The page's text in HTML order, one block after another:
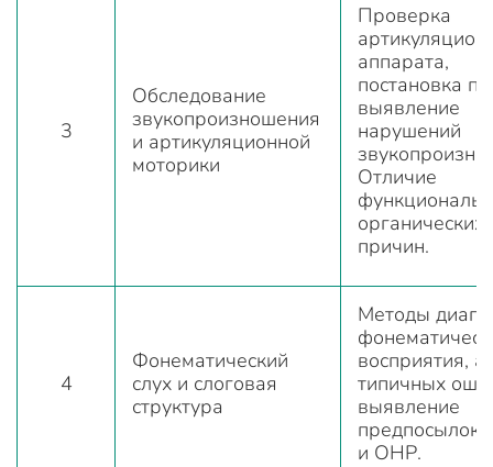
3
Обследование
звукопроизношения
и артикуляционной
моторики
Проверка
аппарата,
постановка
выявление
нарушений
Отличие
органических
причин.
4
Фонематический
слух и слоговая
структура
Методы
восприятия,
типичных
выявление
и ОНР.